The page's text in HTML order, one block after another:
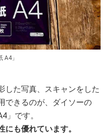
A4」
した写真、スキャンをした
できるのが、ダイソーの
」です。
も優れています。